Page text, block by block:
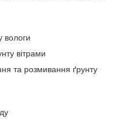
вологи
вітрами
та розмивання ґрунту